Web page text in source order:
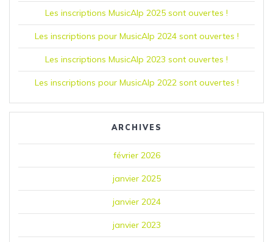
Les inscriptions MusicAlp 2025 sont ouvertes !
Les inscriptions pour MusicAlp 2024 sont ouvertes !
Les inscriptions MusicAlp 2023 sont ouvertes !
Les inscriptions pour MusicAlp 2022 sont ouvertes !
ARCHIVES
février 2026
janvier 2025
janvier 2024
janvier 2023